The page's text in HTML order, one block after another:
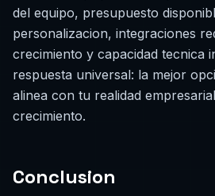
del equipo, presupuesto
personalizacion, integraciones
crecimiento y capacidad tecnica
respuesta universal: la mejor
alinea con tu realidad
crecimiento.
Conclusion